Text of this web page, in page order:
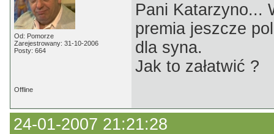
Od: Pomorze
Zarejestrowany: 31-10-2006
Posty: 664
Pani Katarzyno...
premia jeszcze
dla syna.
Jak to załatwić ?
Offline
24-01-2007 21:21:28